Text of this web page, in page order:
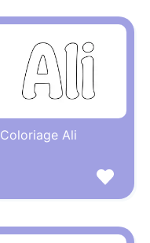
Coloriage Ali